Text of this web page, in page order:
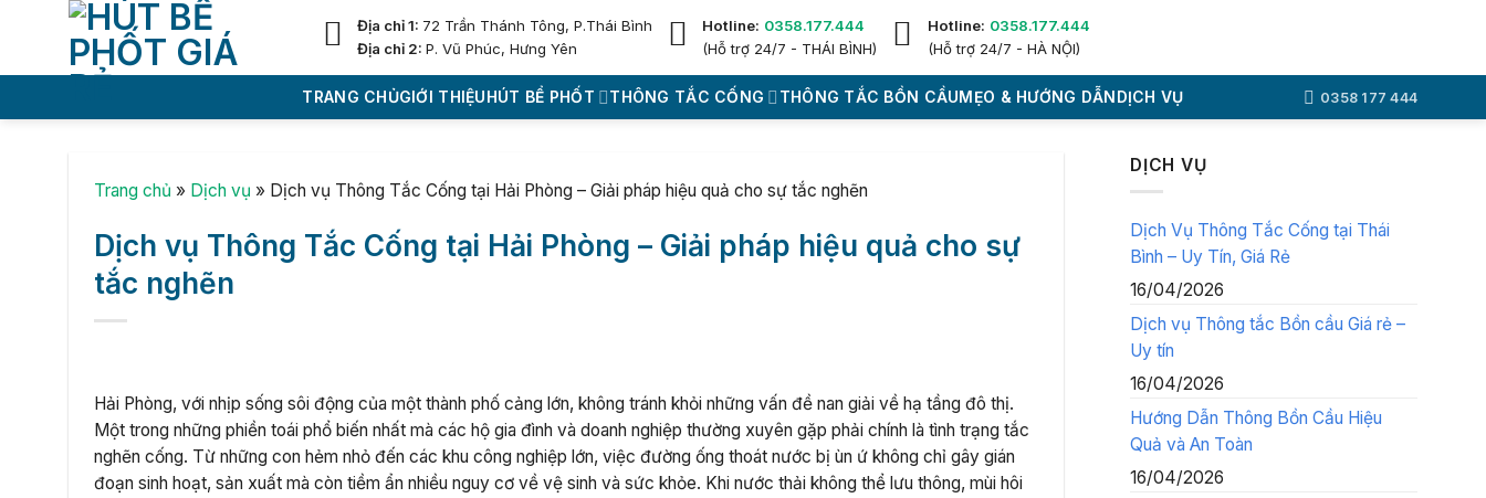
Địa chỉ 1: 72 Trần Thánh Tông, P.Thái Bình
Địa chỉ 2:P. Vũ Phúc, Hưng Yên
Hotline: 0358.177.444
(Hỗ trợ 24/7 - THÁI BÌNH)
Hotline: 0358.177.444
(Hỗ trợ 24/7 - HÀ NỘI)
TRANG CHỦGIỚI THIỆUHÚT BỂ PHỐT THÔNG TẮC CỐNG THÔNG TẮC BỒN CẦUMẸO & HƯỚNG DẪNDỊCH VỤ 0358 177 444
Trang chủ » Dịch vụ » Dịch vụ Thông Tắc Cống tại Hải Phòng – Giải pháp hiệu quả cho sự tắc nghẽn
Dịch vụ Thông Tắc Cống tại Hải Phòng – Giải pháp hiệu quả cho sự
tắc nghẽn
Hải Phòng, với nhịp sống sôi động của một thành phố cảng lớn, không tránh khỏi những vấn đề nan giải về hạ tầng đô thị.
Một trong những phiền toái phổ biến nhất mà các hộ gia đình và doanh nghiệp thường xuyên gặp phải chính là tình trạng tắc
nghẽn cống. Từ những con hẻm nhỏ đến các khu công nghiệp lớn, việc đường ống thoát nước bị ùn ứ không chỉ gây gián
đoạn sinh hoạt, sản xuất mà còn tiềm ẩn nhiều nguy cơ về vệ sinh và sức khỏe. Khi nước thải không thể lưu thông, mùi hôi
DỊCH VỤ
Dịch Vụ Thông Tắc Cống tại Thái
Bình – Uy Tín, Giá Rẻ
16/04/2026
Dịch vụ Thông tắc Bồn cầu Giá rẻ –
Uy tín
16/04/2026
Hướng Dẫn Thông Bồn Cầu Hiệu
Quả và An Toàn
16/04/2026